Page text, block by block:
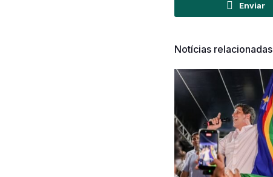
Enviar
Notícias relacionadas